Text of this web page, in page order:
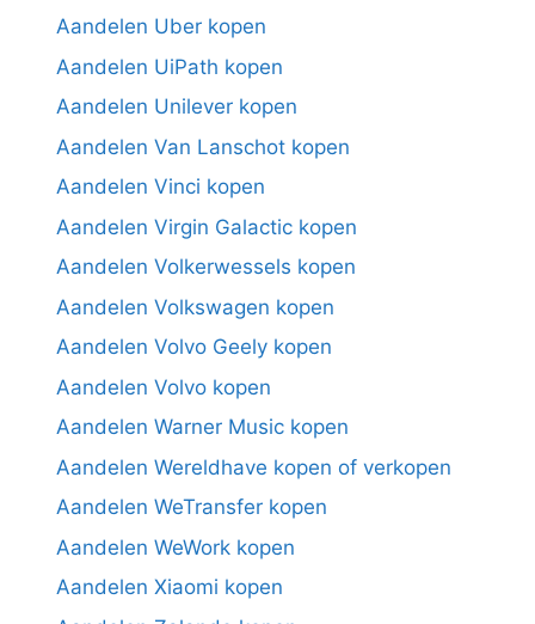
Aandelen Uber kopen
Aandelen UiPath kopen
Aandelen Unilever kopen
Aandelen Van Lanschot kopen
Aandelen Vinci kopen
Aandelen Virgin Galactic kopen
Aandelen Volkerwessels kopen
Aandelen Volkswagen kopen
Aandelen Volvo Geely kopen
Aandelen Volvo kopen
Aandelen Warner Music kopen
Aandelen Wereldhave kopen of verkopen
Aandelen WeTransfer kopen
Aandelen WeWork kopen
Aandelen Xiaomi kopen